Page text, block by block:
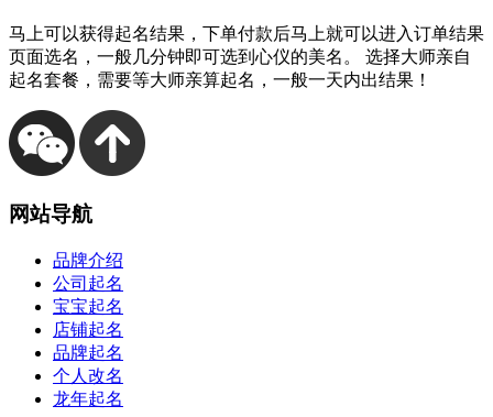
马上可以获得起名结果，下单付款后马上就可以进入订单结果
页面选名，一般几分钟即可选到心仪的美名。 选择大师亲自
起名套餐，需要等大师亲算起名，一般一天内出结果！
网站导航
品牌介绍
公司起名
宝宝起名
店铺起名
品牌起名
个人改名
龙年起名